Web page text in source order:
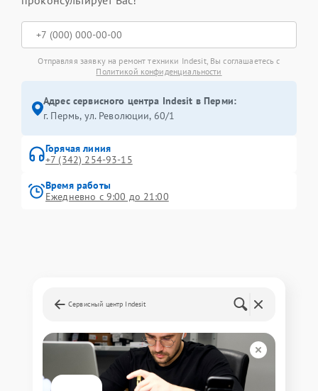
Отправляя заявку на ремонт техники Indesit, Вы соглашаетесь с
Политикой конфиденциальности
Адрес сервисного центра Indesit в Перми:
г. Пермь, ул. ​Революции, 60/1
Горячая линия
+7 (342) 254-93-15
Время работы
Ежедневно с 9:00 до 21:00
Сервисный центр Indesit